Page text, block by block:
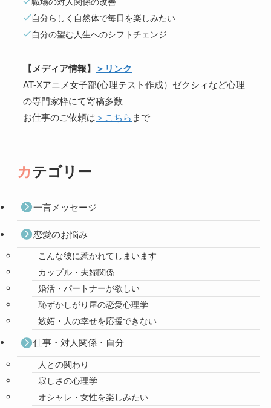
自分らしく自然体で毎日を楽しみたい
自分の望む人生へのシフトチェンジ
【メディア情報】
＞リンク
AT-Xアニメ女子部(心理テスト作成）ゼクシィなど心理
の専門家枠にて寄稿多数
お仕事のご依頼は ＞こちら まで
カテゴリー
一言メッセージ
恋愛のお悩み
こんな彼に惹かれてしまいます
カップル・夫婦関係
婚活・パートナーが欲しい
恥ずかしがり屋の恋愛心理学
嫉妬・人の幸せを応援できない
仕事・対人関係・自分
人との関わり
寂しさの心理学
オシャレ・女性を楽しみたい